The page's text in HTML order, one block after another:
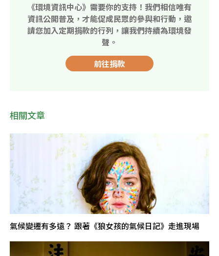
《環境資訊中心》需要你的支持！我們相信唯有
資訊公開普及，才能促成民眾的參與和行動，邀
請您加入定期捐款的行列，讓我們持續為環境發
聲。
前往捐款
相關文章
氣候變遷有多遠？ 跟著《狼女孩的氣候日記》走進現場